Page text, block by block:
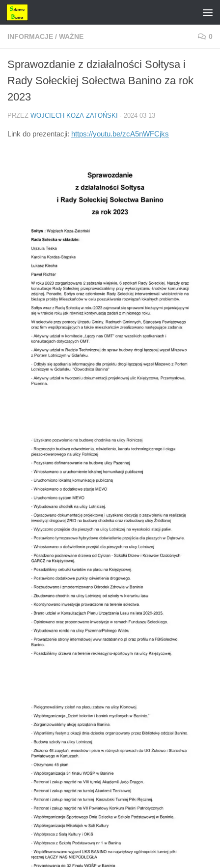
Przejdź do treści
INFORMACJE / WAŻNE 0
Sprawozdanie z działalności Sołtysa i
Rady Sołeckiej Sołectwa Banino za rok
2023
PRZEZ WOJCIECH KOZA-ZATOŃSKI · 2024-03-13
Link do prezentacji: https://youtu.be/zcA5nWFCjks